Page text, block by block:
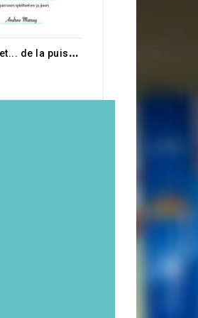
L
e Secret... de la puissance d'En-Haut